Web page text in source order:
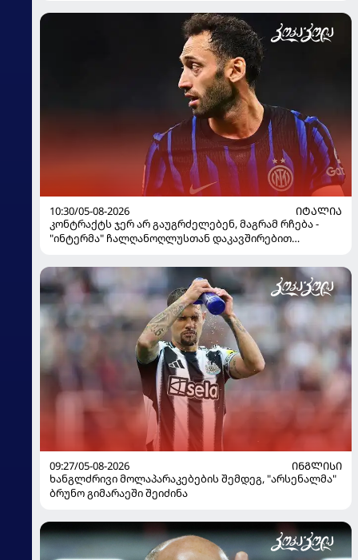
10:30/05-08-2026
ᲘᲢᲐᲚᲘᲐ
კონტრაქტს ჯერ არ გაუგრძელებენ, მაგრამ რჩება -
"ინტერმა" ჩალღანოღლუსთან დაკავშირებით
09:27/05-08-2026
ᲘᲜᲒᲚᲘᲡᲘ
ხანგლძრივი მოლაპარაკებების შემდეგ, "არსენალმა"
ბრუნო გიმარაეში შეიძინა